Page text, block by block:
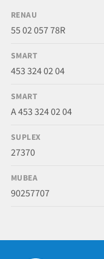
RENAU
55 02 057 78R
SMART
453 324 02 04
SMART
A 453 324 02 04
SUPLEX
27370
MUBEA
90257707